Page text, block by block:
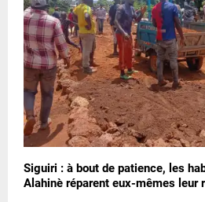
Siguiri : à bout de patience, les
Alahinè réparent eux-mêmes leur